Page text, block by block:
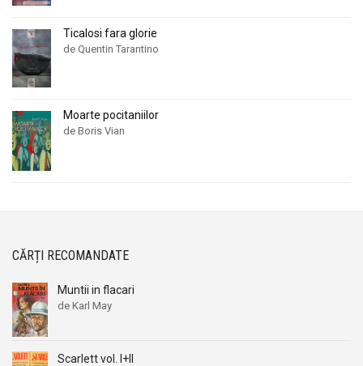
Ticalosi fara glorie
de Quentin Tarantino
Moarte pocitaniilor
de Boris Vian
CĂRȚI RECOMANDATE
Muntii in flacari
de Karl May
Scarlett vol. I+II